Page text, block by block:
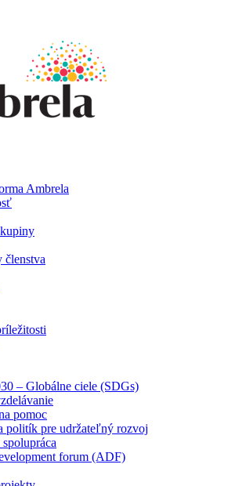
Ambrela
členstva
– Globálne ciele (SDGs)
pomoc
politík pre udržateľný rozvoj
forum (ADF)